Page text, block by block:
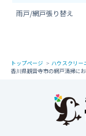
雨戸/網戸張り替え
トップページ ハウスクリー
香川県観音寺市の網戸清掃に